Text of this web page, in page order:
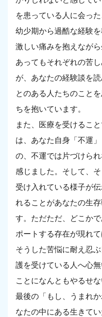
を患っている人に会っ
幼少期から過酷な経験
激しい痛みを抱えなが
あってもそれぞれの苦
が、あなたの経験談を
とのある人たちのこと
ちを抱いています。
また、医療を受けるこ
は、あなた自身「不運
の、不運では片づけら
感じました。そして、
受け入れている様子が
れることがあなたの生
す。ただただ、どこか
ポートする存在が現れ
そうした苦悩に耐え忍
護を受けている人へ心
ことになんともやるせ
最後の「もし、うまれ
なたの中にある生きて